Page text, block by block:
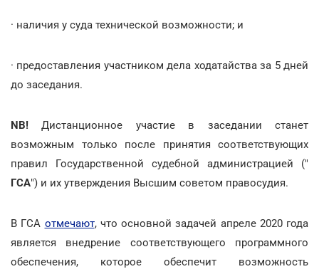
· наличия у суда технической возможности; и
· предоставления участником дела ходатайства за 5 дней
до заседания.
NB!Дистанционное участие в заседании станет
возможным только после принятия соответствующих
правил Государственной судебной администрацией ("
ГСА") и их утверждения Высшим советом правосудия.
В ГСА отмечают, что основной задачей апреле 2020 года
является внедрение соответствующего программного
обеспечения, которое обеспечит возможность